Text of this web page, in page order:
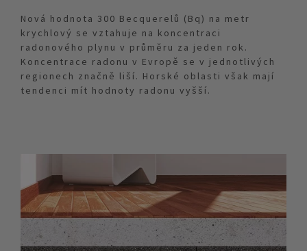
Nová hodnota 300 Becquerelů (Bq) na metr
krychlový se vztahuje na koncentraci
radonového plynu v průměru za jeden rok.
Koncentrace radonu v Evropě se v jednotlivých
regionech značně liší. Horské oblasti však mají
tendenci mít hodnoty radonu vyšší.